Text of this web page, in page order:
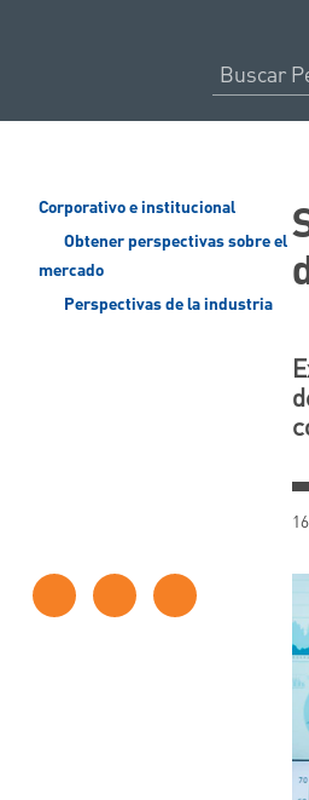
Corporativo e institucional
Obtener perspectivas sobre el
mercado
Perspectivas de la industria